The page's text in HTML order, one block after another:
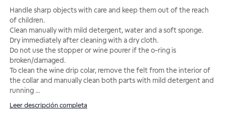
Handle sharp objects with care and keep them out of the reach
of children.
Clean manually with mild detergent, water and a soft sponge.
Dry immediately after cleaning with a dry cloth.
Do not use the stopper or wine pourer if the o-ring is
broken/damaged.
To clean the wine drip colar, remove the felt from the interior of
the collar and manually clean both parts with mild detergent and
running ...
Leer descripción completa